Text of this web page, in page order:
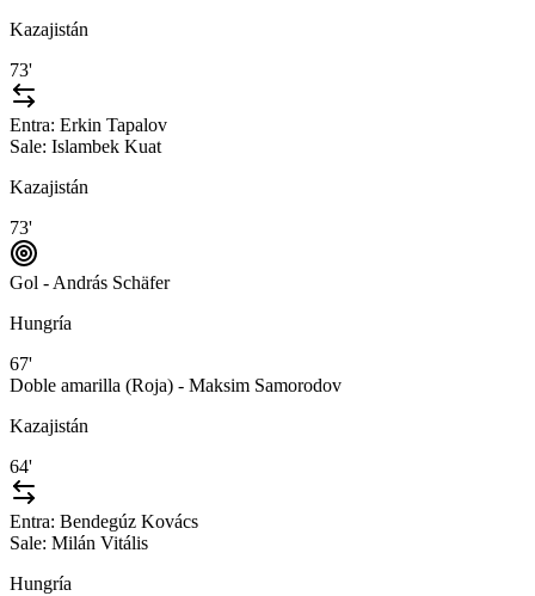
Kazajistán
73'
Entra: Erkin Tapalov
Sale: Islambek Kuat
Kazajistán
73'
Gol - András Schäfer
Hungría
67'
Doble amarilla (Roja) - Maksim Samorodov
Kazajistán
64'
Entra: Bendegúz Kovács
Sale: Milán Vitális
Hungría